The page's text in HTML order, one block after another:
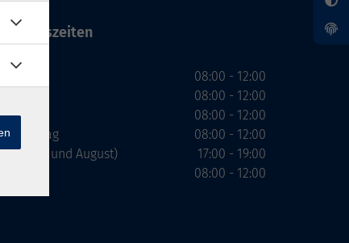
Öffnungszeiten
Juli und August)
08:00 - 12:00
08:00 - 12:00
08:00 - 12:00
08:00 - 12:00
17:00 - 19:00
08:00 - 12:00